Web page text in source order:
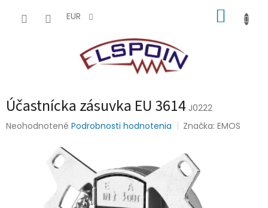
EUR
Účastnícka zásuvka EU 3614 J0222
Priemerné
Neohodnotené Podrobnosti hodnotenia Značka:EMOS